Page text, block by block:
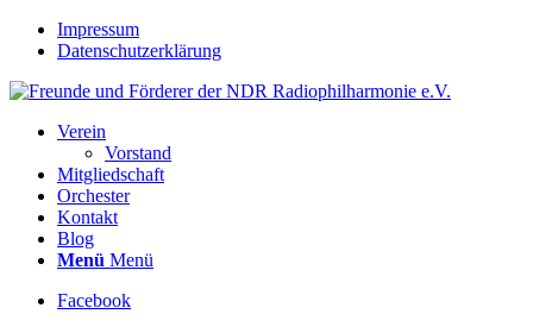
Impressum
Datenschutzerklärung
Verein
Vorstand
Mitgliedschaft
Orchester
Kontakt
Blog
Menü Menü
Facebook